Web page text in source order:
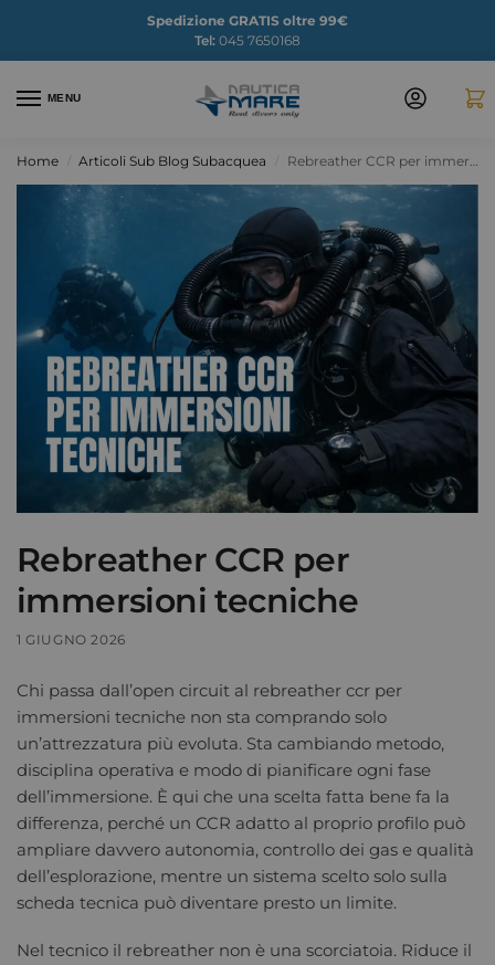
Spedizione GRATIS oltre 99€
Tel: 045 7650168
MENU
Home Articoli Sub Blog Subacquea Rebreather CCR per immersioni tecniche
Rebreather CCR per
immersioni tecniche
1 GIUGNO 2026
Chi passa dall’open circuit al rebreather ccr per
immersioni tecniche non sta comprando solo
un’attrezzatura più evoluta. Sta cambiando metodo,
disciplina operativa e modo di pianificare ogni fase
dell’immersione. È qui che una scelta fatta bene fa la
differenza, perché un CCR adatto al proprio profilo può
ampliare davvero autonomia, controllo dei gas e qualità
dell’esplorazione, mentre un sistema scelto solo sulla
scheda tecnica può diventare presto un limite.
Nel tecnico il rebreather non è una scorciatoia. Riduce il